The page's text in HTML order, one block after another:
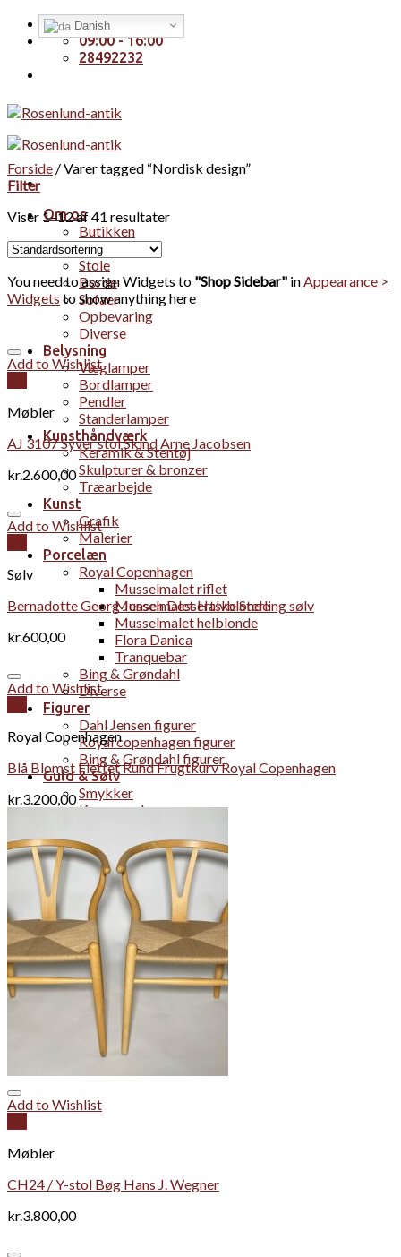
Skip
Handelsbetingelser
09:00 - 16:00
28492232
Om os
Butikken
Møbler
Stole
Borde
Sofaer
Opbevaring
Diverse
Belysning
Væglamper
Bordlamper
Pendler
Standerlamper
Kunsthåndværk
Keramik & Stentøj
Skulpturer & bronzer
Træarbejde
Kunst
Grafik
Malerier
Porcelæn
Royal Copenhagen
Musselmalet riflet
Musselmalet Halvblonde
Musselmalet helblonde
Flora Danica
Tranquebar
Bing & Grøndahl
Diverse
Figurer
Dahl Jensen figurer
Royal copenhagen figurer
Bing & Grøndahl figurer
Guld & Sølv
Smykker
Korpus sølv
Glas
Drikkeglas
Kunstglas
Diverse
Årstidspynt
Vi køber
kr.0,00
Ingen varer i kurven.
Ingen varer i kurven.
Forside /Varer tagged “Nordisk design”
Filter
Viser 1–12 af 41 resultater
You need to assign Widgets to "Shop Sidebar" inAppearance >
Widgets to show anything here
Add to Wishlist
Møbler
AJ 3107 Syver stol Skind Arne Jacobsen
kr.2.600,00
Add to Wishlist
Sølv
Bernadotte Georg Jensen Dessertske Sterling sølv
kr.600,00
Add to Wishlist
Royal Copenhagen
Blå Blomst Flettet Rund Frugtkurv Royal Copenhagen
kr.3.200,00
Add to Wishlist
Møbler
CH24 / Y-stol Bøg Hans J. Wegner
kr.3.800,00
Danish